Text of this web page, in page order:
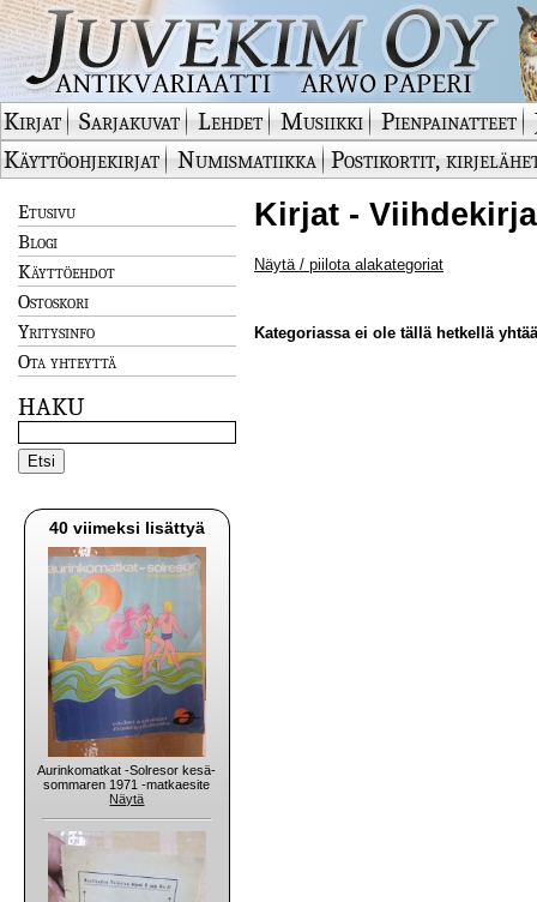
Kirjat Sarjakuvat Lehdet Musiikki Pienpainatteet
Käyttöohjekirjat
Numismatiikka Postikortit,
Etusivu
Blogi
Käyttöehdot
Ostoskori
Yritysinfo
Ota yhteyttä
HAKU
40 viimeksi lisättyä
Aurinkomatkat -Solresor kesä-
sommaren 1971 -matkaesite
Näytä
Kirjat -
Näytä / piilota alakategoriat
Kategoriassa ei ole tällä hetkellä